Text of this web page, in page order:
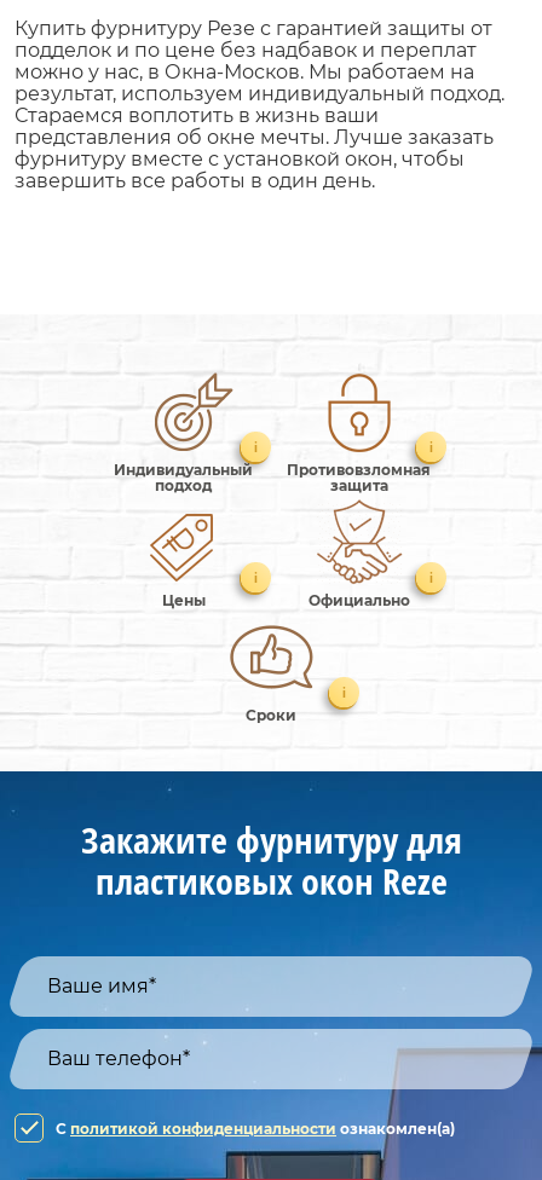
Купить фурнитуру Резе с гарантией защиты от
подделок и по цене без надбавок и переплат
можно у нас, в Окна-Москов. Мы работаем на
результат, используем индивидуальный подход.
Стараемся воплотить в жизнь ваши
представления об окне мечты. Лучше заказать
фурнитуру вместе с установкой окон, чтобы
завершить все работы в один день.
Индивидуальный
подход
i
Противовзломная
защита
i
Цены
i
Официально
i
Сроки
i
Закажите фурнитуру для
пластиковых окон Reze
C политикой конфиденциальности ознакомлен(а)